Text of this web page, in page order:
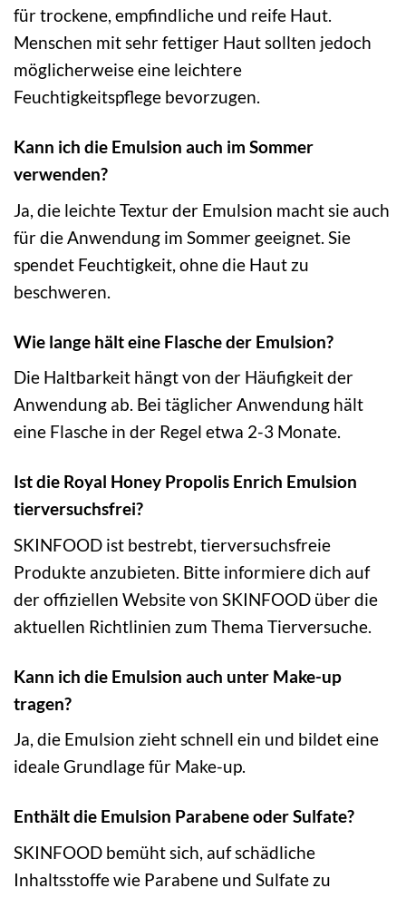
für trockene, empfindliche und reife Haut.
Menschen mit sehr fettiger Haut sollten jedoch
möglicherweise eine leichtere
Feuchtigkeitspflege bevorzugen.
Kann ich die Emulsion auch im Sommer
verwenden?
Ja, die leichte Textur der Emulsion macht sie auch
für die Anwendung im Sommer geeignet. Sie
spendet Feuchtigkeit, ohne die Haut zu
beschweren.
Wie lange hält eine Flasche der Emulsion?
Die Haltbarkeit hängt von der Häufigkeit der
Anwendung ab. Bei täglicher Anwendung hält
eine Flasche in der Regel etwa 2-3 Monate.
Ist die Royal Honey Propolis Enrich Emulsion
tierversuchsfrei?
SKINFOOD ist bestrebt, tierversuchsfreie
Produkte anzubieten. Bitte informiere dich auf
der offiziellen Website von SKINFOOD über die
aktuellen Richtlinien zum Thema Tierversuche.
Kann ich die Emulsion auch unter Make-up
tragen?
Ja, die Emulsion zieht schnell ein und bildet eine
ideale Grundlage für Make-up.
Enthält die Emulsion Parabene oder Sulfate?
SKINFOOD bemüht sich, auf schädliche
Inhaltsstoffe wie Parabene und Sulfate zu